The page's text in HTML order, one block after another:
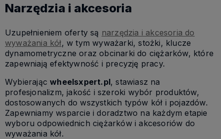
Narzędzia i akcesoria
Uzupełnieniem oferty są narzędzia i akcesoria do
wyważania kół, w tym wyważarki, stożki, klucze
dynamometryczne oraz obcinarki do ciężarków, które
zapewniają efektywność i precyzję pracy.
Wybierającwheelsxpert.pl, stawiasz na
profesjonalizm, jakość i szeroki wybór produktów,
dostosowanych do wszystkich typów kół i pojazdów.
Zapewniamy wsparcie i doradztwo na każdym etapie
wyboru odpowiednich ciężarków i akcesoriów do
wyważania kół.